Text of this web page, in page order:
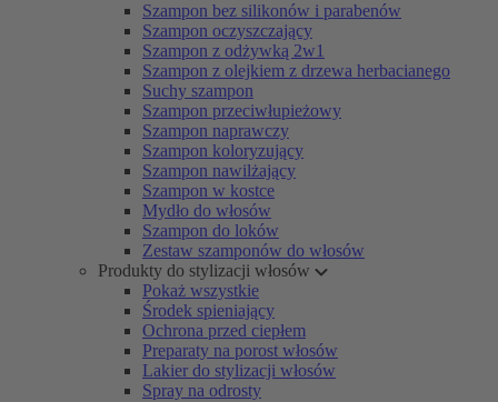
Szampon bez silikonów i parabenów
Szampon oczyszczający
Szampon z odżywką 2w1
Szampon z olejkiem z drzewa herbacianego
Suchy szampon
Szampon przeciwłupieżowy
Szampon naprawczy
Szampon koloryzujący
Szampon nawilżający
Szampon w kostce
Mydło do włosów
Szampon do loków
Zestaw szamponów do włosów
Produkty do stylizacji włosów
Pokaż wszystkie
Środek spieniający
Ochrona przed ciepłem
Preparaty na porost włosów
Lakier do stylizacji włosów
Spray na odrosty